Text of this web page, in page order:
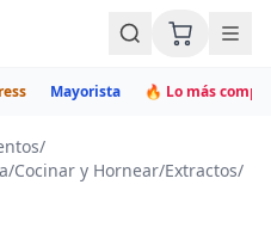
Mayorista 🔥 Lo más
/
/Cocinar y Hornear/Extractos/